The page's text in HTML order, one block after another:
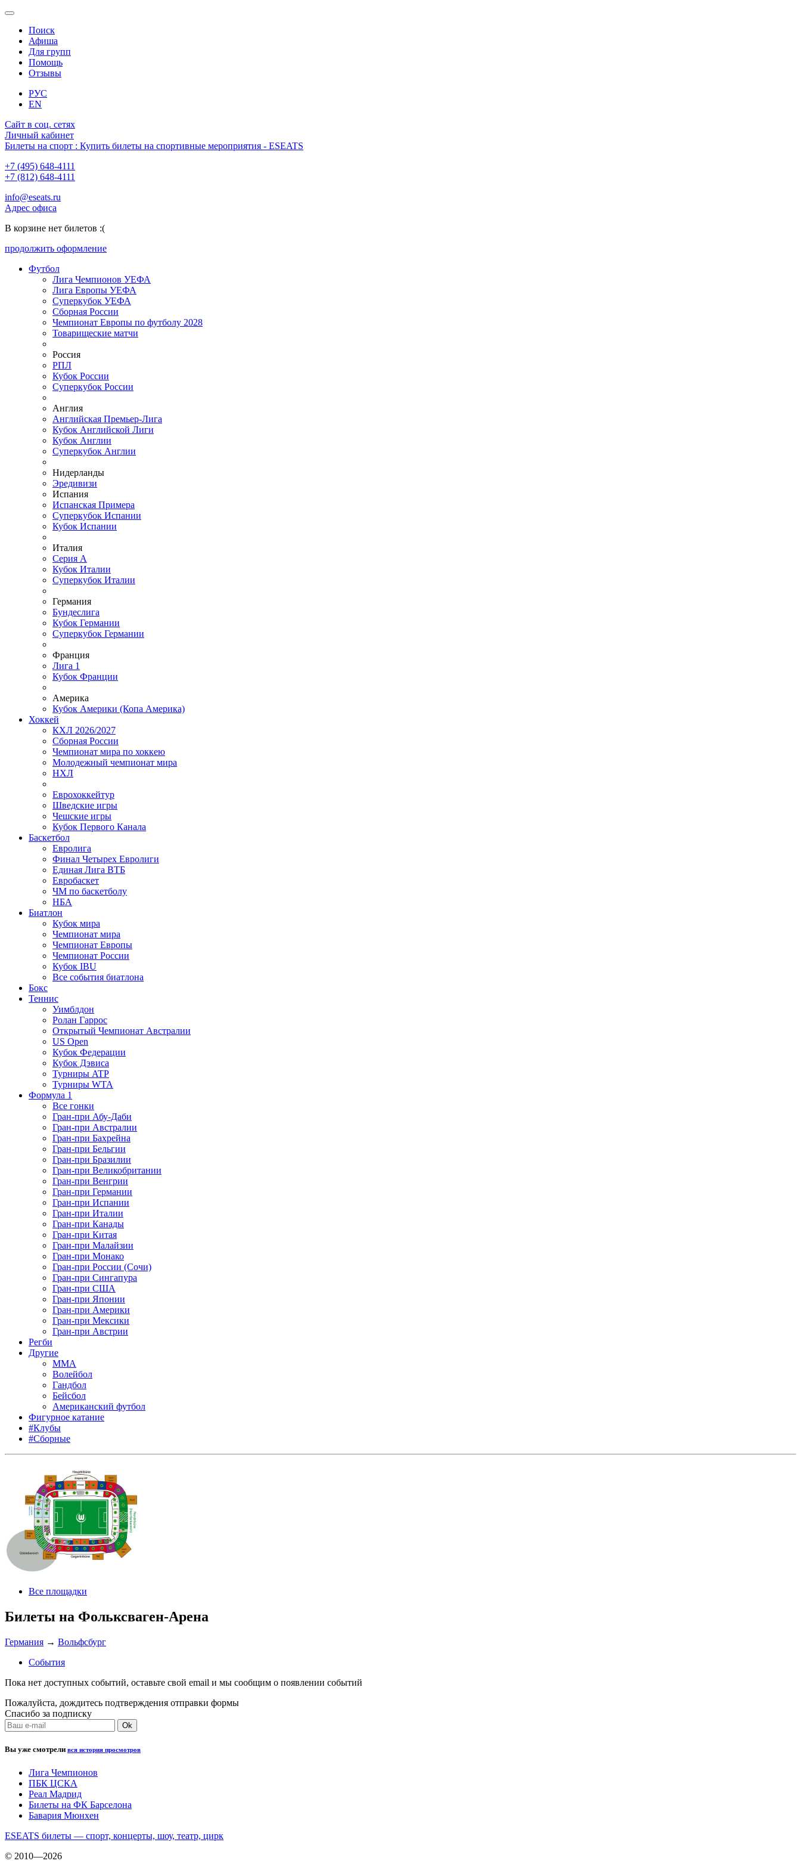
Поиск
Афиша
Для групп
Помощь
Отзывы
РУС
EN
Сайт в соц. сетях
Личный кабинет
Билеты на спорт : Купить билеты на спортивные мероприятия - ESEATS
+7 (495) 648-4111
+7 (812) 648-4111
info@eseats.ru
Адрес офиса
В корзине нет билетов :(
продолжить оформление
Футбол
Лига Чемпионов УЕФА
Лига Европы УЕФА
Суперкубок УЕФА
Сборная России
Чемпионат Европы по футболу 2028
Товарищеские матчи
Россия
РПЛ
Кубок России
Суперкубок России
Англия
Английская Премьер-Лига
Кубок Английской Лиги
Кубок Англии
Суперкубок Англии
Нидерланды
Эредивизи
Испания
Испанская Примера
Суперкубок Испании
Кубок Испании
Италия
Серия А
Кубок Италии
Суперкубок Италии
Германия
Бундеслига
Кубок Германии
Суперкубок Германии
Франция
Лига 1
Кубок Франции
Америка
Кубок Америки (Копа Америка)
Хоккей
КХЛ 2026/2027
Сборная России
Чемпионат мира по хоккею
Молодежный чемпионат мира
НХЛ
Еврохоккейтур
Шведские игры
Чешские игры
Кубок Первого Канала
Баскетбол
Евролига
Финал Четырех Евролиги
Единая Лига ВТБ
Евробаскет
ЧМ по баскетболу
НБА
Биатлон
Кубок мира
Чемпионат мира
Чемпионат Европы
Чемпионат России
Кубок IBU
Все события биатлона
Бокс
Теннис
Уимблдон
Ролан Гаррос
Открытый Чемпионат Австралии
US Open
Кубок Федерации
Кубок Дэвиса
Турниры ATP
Турниры WTA
Формула 1
Все гонки
Гран-при Абу-Даби
Гран-при Австралии
Гран-при Бахрейна
Гран-при Бельгии
Гран-при Бразилии
Гран-при Великобритании
Гран-при Венгрии
Гран-при Германии
Гран-при Испании
Гран-при Италии
Гран-при Канады
Гран-при Китая
Гран-при Малайзии
Гран-при Монако
Гран-при России (Сочи)
Гран-при Сингапура
Гран-при США
Гран-при Японии
Гран-при Америки
Гран-при Мексики
Гран-при Австрии
Регби
Другие
MMA
Волейбол
Гандбол
Бейсбол
Американский футбол
Фигурное катание
#Клубы
#Сборные
Все площадки
Билеты на Фольксваген-Арена
Германия → Вольфсбург
События
Пока нет доступных событий, оставьте свой email и мы сообщим о появлении событий
Пожалуйста, дождитесь подтверждения отправки формы
Спасибо за подписку
Вы уже смотрели вся история просмотров
Лига Чемпионов
ПБК ЦСКА
Реал Мадрид
Билеты на ФК Барселона
Бавария Мюнхен
ESEATS билеты — спорт, концерты, шоу, театр, цирк
© 2010—2026